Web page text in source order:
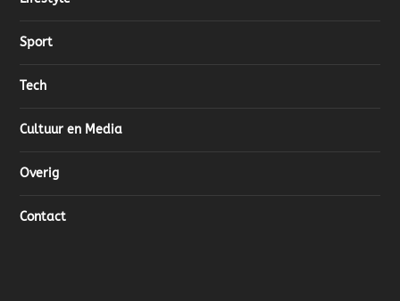
Sport
Tech
Cultuur en Media
Overig
Contact